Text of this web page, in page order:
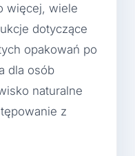
więcej, wiele
dotyczące
opakowań po
dla osób
naturalne
z